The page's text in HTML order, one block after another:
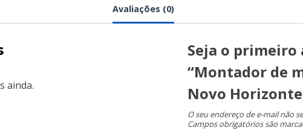
Avaliações (0)
ainda.
Seja o primeiro
“Montador de
Novo Horizonte
O seu endereço de e-mail não
Campos obrigatórios são